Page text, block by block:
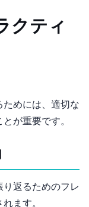
クティ
ためには、適切な
が重要です。
り返るためのフレ
ます。